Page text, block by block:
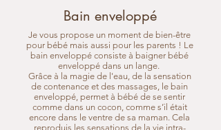
Bain enveloppé
Je vous propose un moment de bien-être
pour bébé mais aussi pour les parents ! Le
bain enveloppé consiste à baigner bébé
enveloppé dans un lange.
Grâce à la magie de l'eau, de la sensation
de contenance et des massages, le bain
enveloppé, permet à bébé de se sentir
comme dans un cocon, comme s’il était
encore dans le ventre de sa maman. Cela
reproduis les sensations de la vie intra-